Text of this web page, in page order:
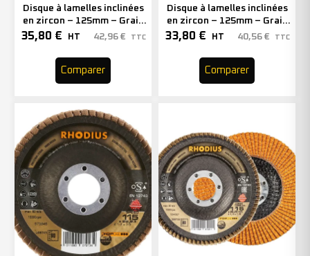
Disque à lamelles inclinées
en zircon – 125mm – Grain
40 – 208740 (x10)
35,80 € HT 42,96 € TTC
Comparer
Disque à lamelles inclinées
en zircon – 125mm – Grain
60 – 211411 (x10)
33,80 € HT 40,56 € TTC
Comparer